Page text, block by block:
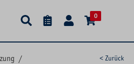
0
/
< Zurück